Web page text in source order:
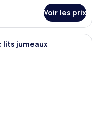
Voir les prix
de qualité supérieure,
lits jumeaux